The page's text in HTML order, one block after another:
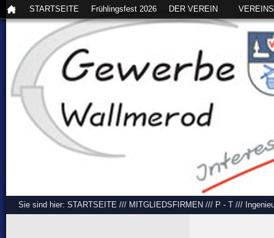
STARTSEITE Frühlingsfest 2026 DER VEREIN
Sie sind hier: STARTSEITE /// MITGLIEDSFIRMEN /// P - T ///